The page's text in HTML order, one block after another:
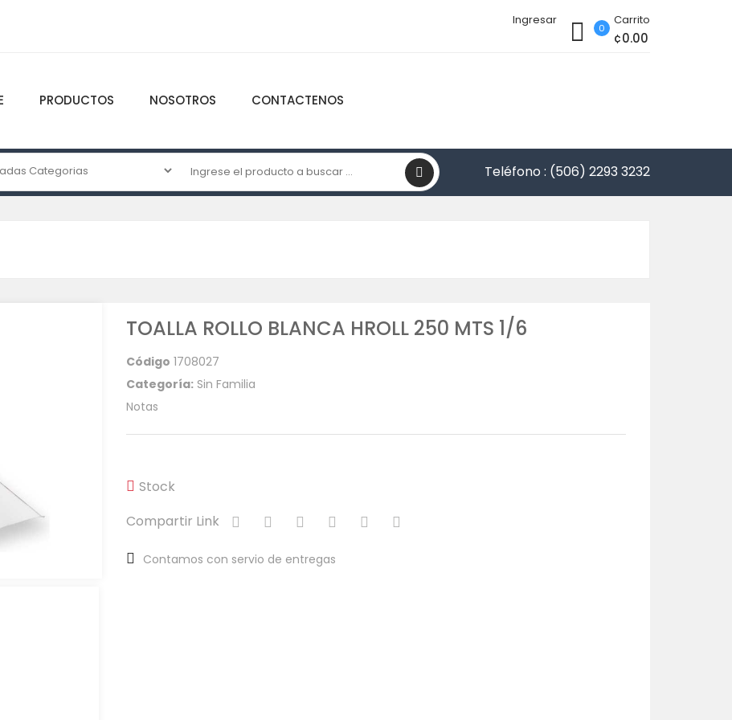
Ingresar Carrito
0
¢0.00
PRODUCTOS NOSOTROS CONTACTENOS
Teléfono : (506) 2293 3232
TOALLA ROLLO BLANCA HROLL 250 MTS 1/6
Código 1708027
Categoría: Sin Familia
Notas
Stock
Compartir Link
Contamos con servio de entregas